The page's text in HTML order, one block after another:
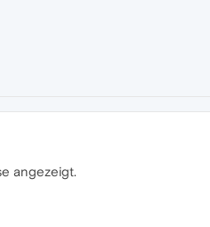
angezeigt.